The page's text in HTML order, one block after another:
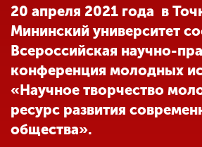
Другие виды
деятельности
Студенческая жизнь
Сведения об
образовательной
20 апреля 2021 года в
Мининский университет
Всероссийская научно-
конференция молодных
«Научное творчество
ресурс развития
общества».